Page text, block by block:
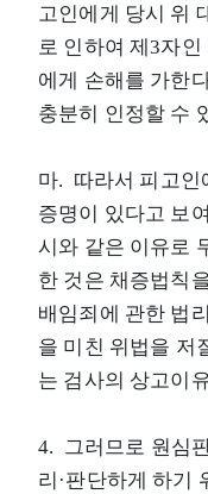
고인에게 당시 위
로 인하여 제3자
에게 손해를 가한
충분히 인정할 수
마. 따라서 피고인
증명이 있다고 보
시와 같은 이유로
한 것은 채증법칙
배임죄에 관한 법
을 미친 위법을 저
는 검사의 상고이
4. 그러므로 원심
리·판단하게 하기